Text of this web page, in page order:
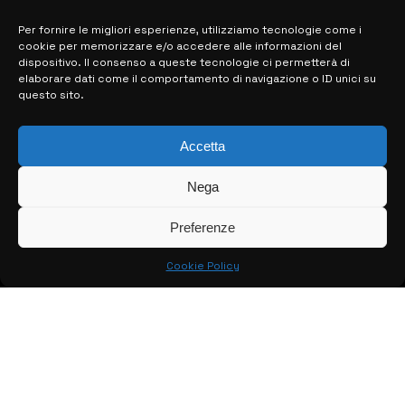
Per fornire le migliori esperienze, utilizziamo tecnologie come i
cookie per memorizzare e/o accedere alle informazioni del
dispositivo. Il consenso a queste tecnologie ci permetterà di
elaborare dati come il comportamento di navigazione o ID unici su
questo sito.
Accetta
Nega
Preferenze
Cookie Policy
MAPPA DEL SITO
> NOTIZIE
> CONTATTI